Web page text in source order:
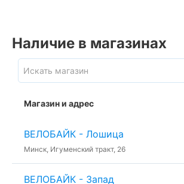
Наличие в магазинах
Магазин и адрес
ВЕЛОБАЙК - Лошица
Минск, Игуменский тракт, 26
ВЕЛОБАЙК - Запад